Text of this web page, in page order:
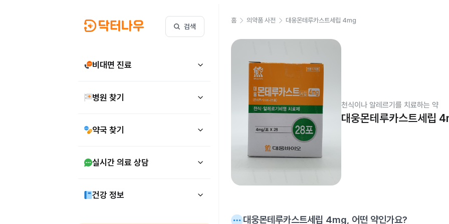
검색
비대면 진료
병원 찾기
약국 찾기
실시간 의료 상담
건강 정보
홈 의약품 사전 대웅몬테루카스트세립 4mg
천식이나 알레르기를 치료하는 약
대웅몬테루카스트세립
대웅몬테루카스트세립 4mg, 어떤 약인가요?